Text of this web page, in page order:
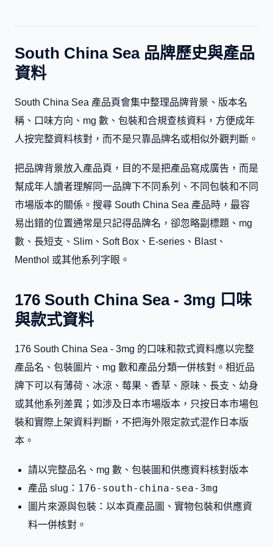
South China Sea 品牌歷史與產品
資料
South China Sea 產品頁會集中整理品牌背景、版本名
稱、口味方向、mg 數、包裝和合規查核資料，方便成年
人按完整資料核對，而不是只靠品牌名或相似外觀判斷。
把品牌背景放入產品頁，目的不是把產品寫成廣告，而是
幫成年人讀者理解同一品牌下不同系列、不同包裝和不同
市場版本的關係。搜尋 South China Sea 產品時，最容
易出錯的位置通常是只記得品牌名，卻忽略副標題、mg
數、長短支、Slim、Soft Box、E-series、Blast、
Menthol 或其他系列字眼。
176 South China Sea - 3mg 口味
與款式資料
176 South China Sea - 3mg 的口味和款式資料應以完整
產品名、包裝圖片、mg 數和產品分類一併核對。相近品
牌下可以有薄荷、冰涼、莓果、香草、原味、長支、幼身
或其他系列差異；如涉及日本市場版本，只按日本市場包
裝和實際上架資料判斷，不把海外限定款式混作日本版
本。
請以完整品名、mg 數、包裝圖和供應資料核對版本
產品 slug： 176-south-china-sea-3mg
圖片來源與包裝：以本頁產品圖、實物包裝和供應資
料一併核對。